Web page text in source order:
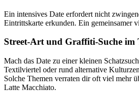
Ein intensives Date erfordert nicht
Eintrittskarte erkunden. Ein gemeinsamer
Street-Art und Graffiti-Suche im
Mach das Date zu einer kleinen
Textilviertel oder rund alternative
Solche Themen verraten dir oft viel mehr
Latte Macchiato.